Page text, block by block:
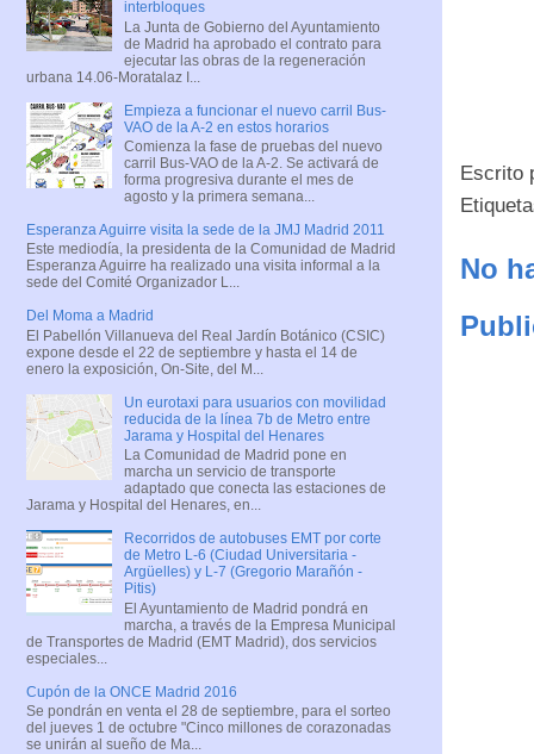
Escrito
No
interbloques
La Junta de Gobierno del Ayuntamiento
de Madrid ha aprobado el contrato para
ejecutar las obras de la regeneración
urbana 14.06-Moratalaz I...
Empieza a funcionar el nuevo carril Bus-
VAO de la A-2 en estos horarios
Comienza la fase de pruebas del nuevo
carril Bus-VAO de la A-2. Se activará de
forma progresiva durante el mes de
agosto y la primera semana...
Esperanza Aguirre visita la sede de la JMJ Madrid 2011
Este mediodía, la presidenta de la Comunidad de Madrid
Esperanza Aguirre ha realizado una visita informal a la
sede del Comité Organizador L...
Del Moma a Madrid
El Pabellón Villanueva del Real Jardín Botánico (CSIC)
expone desde el 22 de septiembre y hasta el 14 de
enero la exposición, On-Site, del M...
Un eurotaxi para usuarios con movilidad
reducida de la línea 7b de Metro entre
Jarama y Hospital del Henares
La Comunidad de Madrid pone en
marcha un servicio de transporte
adaptado que conecta las estaciones de
Jarama y Hospital del Henares, en...
Recorridos de autobuses EMT por corte
de Metro L-6 (Ciudad Universitaria -
Argüelles) y L-7 (Gregorio Marañón -
Pitis)
El Ayuntamiento de Madrid pondrá en
marcha, a través de la Empresa Municipal
de Transportes de Madrid (EMT Madrid), dos servicios
especiales...
Cupón de la ONCE Madrid 2016
Se pondrán en venta el 28 de septiembre, para el sorteo
del jueves 1 de octubre "Cinco millones de corazonadas
se unirán al sueño de Ma...